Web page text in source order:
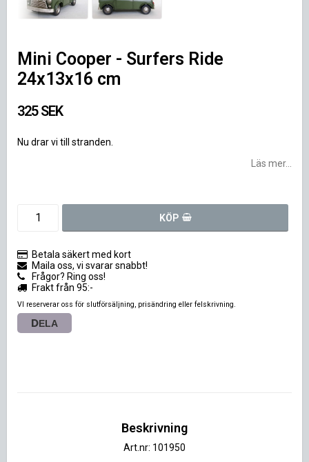
Mini Cooper - Surfers Ride
24x13x16 cm
325 SEK
Nu drar vi till stranden.
Läs mer...
KÖP
Betala säkert med kort
Maila oss, vi svarar snabbt!
Frågor? Ring oss!
Frakt från 95:-
VI reserverar oss för slutförsäljning, prisändring eller felskrivning.
DELA
Beskrivning
Art.nr: 101950